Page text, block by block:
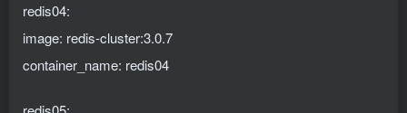
redis04:
image: redis-cluster:3.0.7
container_name: redis04